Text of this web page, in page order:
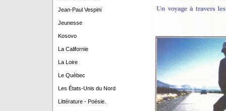
Jean-Paul Vespini
Jeunesse
Kosovo
La Californie
La Loire
Le Quèbec
Les États-Unis du Nord
Littérature - Poésie.